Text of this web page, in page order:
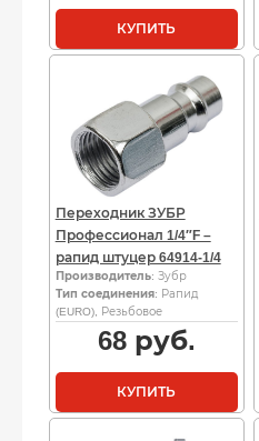
КУПИТЬ
Переходник ЗУБР
Профессионал 1/4″F –
рапид штуцер 64914-1/4
Производитель: Зубр
Тип соединения: Рапид
(EURO), Резьбовое
68руб.
КУПИТЬ